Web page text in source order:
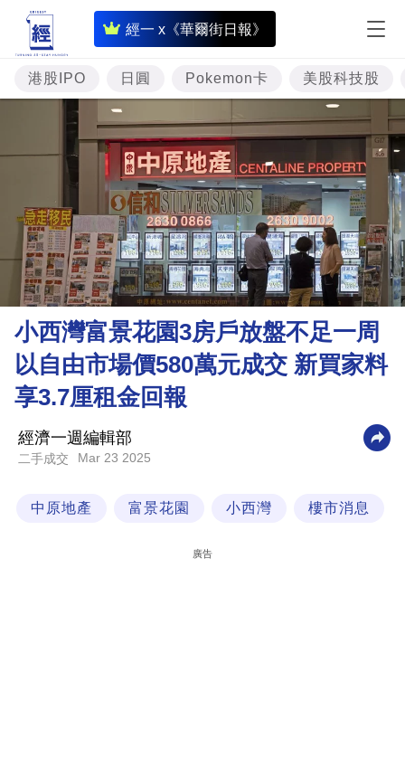
經一 x《華爾街日報》
即
時
財
經
專
題
投
資
樓
市
理
財
商
業
科
技
港股IPO 日圓 Pokemon卡 美股科技股
小西灣富景花園3房戶放盤不足一周
以自由市場價580萬元成交 新買家料
享3.7厘租金回報
經濟一週編輯部
二手成交 Mar 23 2025
中原地產 富景花園 小西灣 樓市消息
廣告